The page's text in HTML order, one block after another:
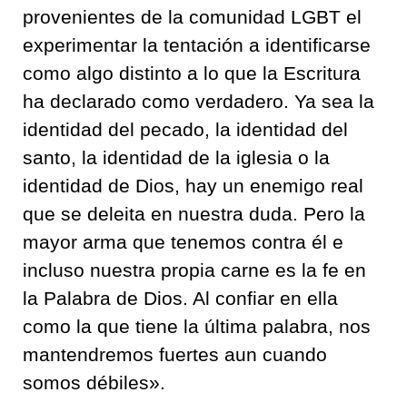
provenientes de la comunidad LGBT el
experimentar la tentación a identificarse
como algo distinto a lo que la Escritura
ha declarado como verdadero. Ya sea la
identidad del pecado, la identidad del
santo, la identidad de la iglesia o la
identidad de Dios, hay un enemigo real
que se deleita en nuestra duda. Pero la
mayor arma que tenemos contra él e
incluso nuestra propia carne es la fe en
la Palabra de Dios. Al confiar en ella
como la que tiene la última palabra, nos
mantendremos fuertes aun cuando
somos débiles».